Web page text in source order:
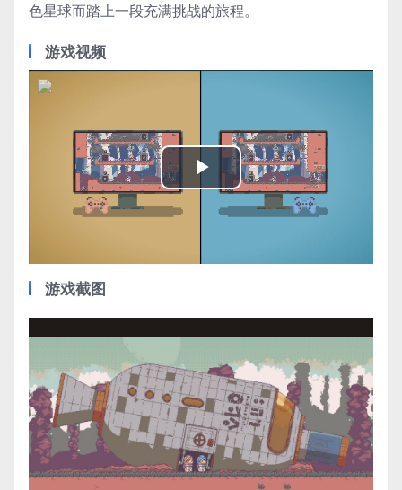
色星球而踏上一段充满挑战的旅程。
游戏视频
Play
游戏截图